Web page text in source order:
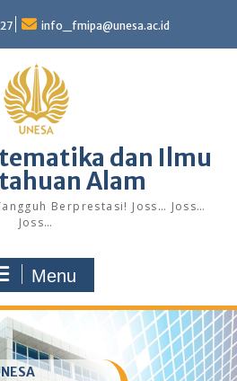
info_fmipa@unesa.ac.id
dan Ilmu
Alam
Berprestasi! Joss… Joss…
Joss…
Menu